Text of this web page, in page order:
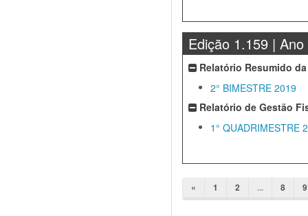
Edição 1.159 | Ano
Relatório Resumido
2° BIMESTRE 2019
Relatório de Gestão
1° QUADRIMESTRE
« 1 2 ... 8 9